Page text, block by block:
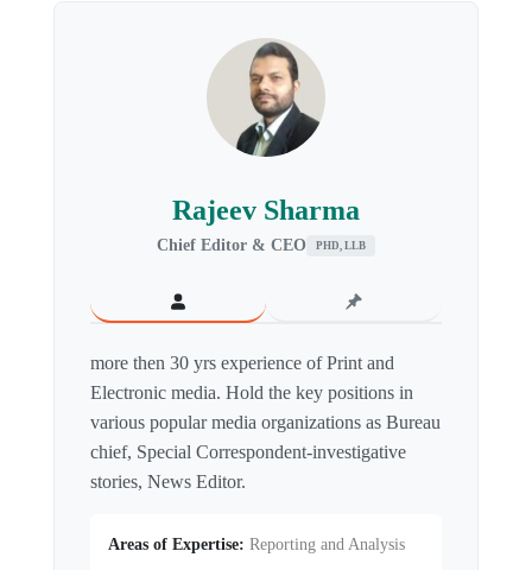
Rajeev Sharma
Chief Editor & CEO PHD, LLB
more then 30 yrs experience of Print and
Electronic media. Hold the key positions in
various popular media organizations as Bureau
chief, Special Correspondent-investigative
stories, News Editor.
Areas of Expertise: Reporting and Analysis